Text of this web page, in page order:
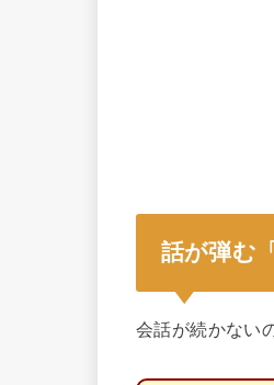
話が弾む
会話が続かない